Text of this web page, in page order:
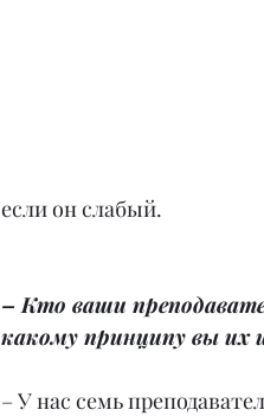
если он слабый.
– Кто ваши
какому принципу вы их
– У нас семь